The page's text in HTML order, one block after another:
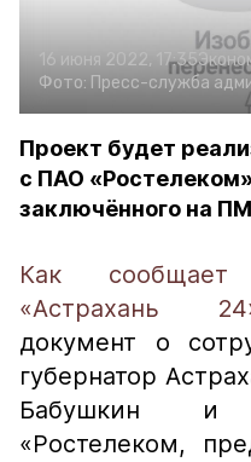
16 июня 2022, 17:35
Фото: Пресс-служба
Проект будет
с ПАО
заключённого на
Как сообщает
«Астрахань
документ о
губернатор
Бабушкин и
«Ростелеком,